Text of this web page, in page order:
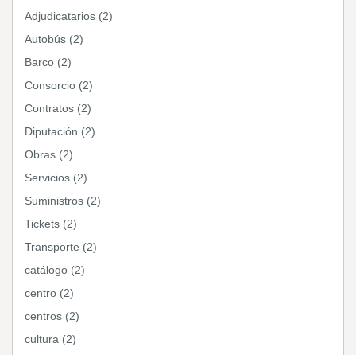
Adjudicatarios (2)
Autobús (2)
Barco (2)
Consorcio (2)
Contratos (2)
Diputación (2)
Obras (2)
Servicios (2)
Suministros (2)
Tickets (2)
Transporte (2)
catálogo (2)
centro (2)
centros (2)
cultura (2)